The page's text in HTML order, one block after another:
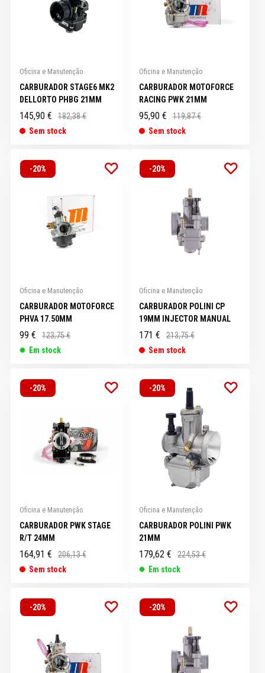
Oficina e Manutenção
CARBURADOR STAGE6 MK2
DELLORTO PHBG 21MM
145,90 €
182,38 €
Sem stock
Oficina e Manutenção
CARBURADOR MOTOFORCE
RACING PWK 21MM
95,90 €
119,87 €
Sem stock
-20%
Oficina e Manutenção
CARBURADOR MOTOFORCE
PHVA 17.50MM
99 €
123,75 €
Em stock
-20%
Oficina e Manutenção
CARBURADOR POLINI CP
19MM INJECTOR MANUAL
171 €
213,75 €
Sem stock
-20%
Oficina e Manutenção
CARBURADOR PWK STAGE
R/T 24MM
164,91 €
206,13 €
Sem stock
-20%
Oficina e Manutenção
CARBURADOR POLINI PWK
21MM
179,62 €
224,53 €
Em stock
-20% -20%